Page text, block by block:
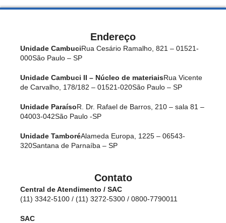
Endereço
Unidade CambuciRua Cesário Ramalho, 821 – 01521-
000São Paulo – SP
Unidade Cambuci II – Núcleo de materiaisRua Vicente
de Carvalho, 178/182 – 01521-020São Paulo – SP
Unidade ParaísoR. Dr. Rafael de Barros, 210 – sala 81 –
04003-042São Paulo -SP
Unidade TamboréAlameda Europa, 1225 – 06543-
320Santana de Parnaíba – SP
Contato
Central de Atendimento / SAC
(11) 3342-5100 / (11) 3272-5300 / 0800-7790011
SAC